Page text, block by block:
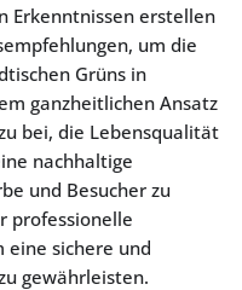
Erkenntnissen erstellen
um die
Grüns in
ganzheitlichen Ansatz
bei, die Lebensqualität
nachhaltige
und Besucher zu
professionelle
eine sichere und
gewährleisten.